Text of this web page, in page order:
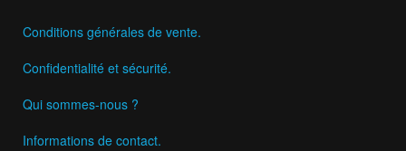
Conditions générales de vente.
Confidentialité et sécurité.
Qui sommes-nous ?
Informations de contact.